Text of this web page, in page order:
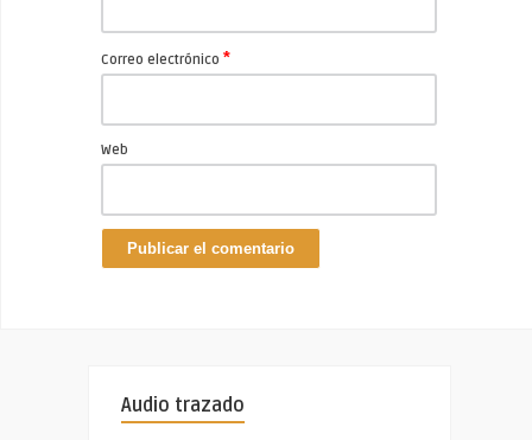
Correo electrónico *
Web
Audio trazado